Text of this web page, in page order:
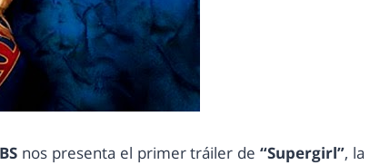
nos presenta el primer tráiler de “Supergirl”, la